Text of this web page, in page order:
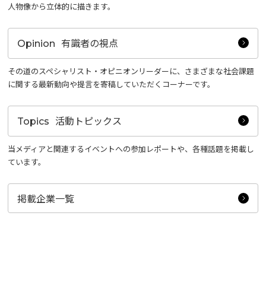
人物像から立体的に描きます。
Opinion 有識者の視点
その道のスペシャリスト・オピニオンリーダーに、さまざまな社会課題
に関する最新動向や提言を寄稿していただくコーナーです。
Topics 活動トピックス
当メディアと関連するイベントへの参加レポートや、各種話題を掲載し
ています。
掲載企業一覧